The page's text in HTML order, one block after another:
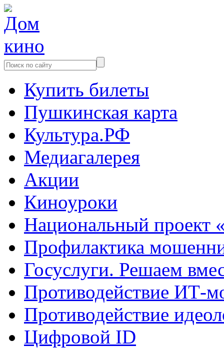
Купить билеты
Пушкинская карта
Культура.РФ
Медиагалерея
Акции
Киноуроки
Национальный проект
Профилактика
Госуслуги. Решаем
Противодействие ИТ-
Противодействие
Цифровой ID